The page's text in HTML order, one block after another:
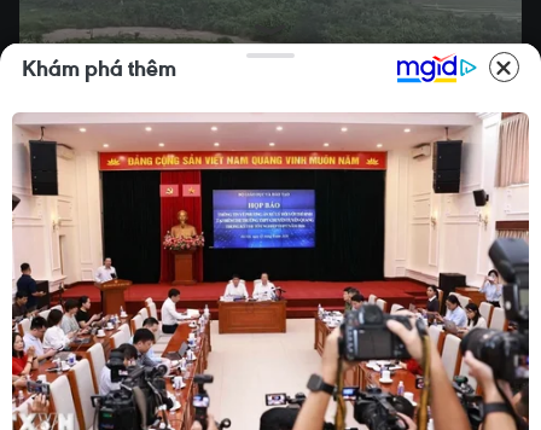
Play
Video
Lai Châu: Lũ dữ khiến ngôi
nhà 2 tầng nằm bên bờ suối
đổ sập
Khám phá thêm